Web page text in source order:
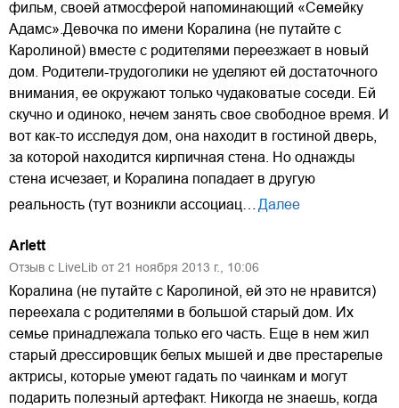
фильм, своей атмосферой напоминающий «Семейку
Адамс».Девочка по имени Коралина (не путайте с
Каролиной) вместе с родителями переезжает в новый
дом. Родители-трудоголики не уделяют ей достаточного
внимания, ее окружают только чудаковатые соседи. Ей
скучно и одиноко, нечем занять свое свободное время. И
вот как-то исследуя дом, она находит в гостиной дверь,
за которой находится кирпичная стена. Но однажды
стена исчезает, и Коралина попадает в другую
реальность (тут возникли ассоциац…
Далее
Arlett
Отзыв с LiveLib от 21 ноября 2013 г., 10:06
Коралина (не путайте с Каролиной, ей это не нравится)
переехала с родителями в большой старый дом. Их
семье принадлежала только его часть. Еще в нем жил
старый дрессировщик белых мышей и две престарелые
актрисы, которые умеют гадать по чаинкам и могут
подарить полезный артефакт. Никогда не знаешь, когда